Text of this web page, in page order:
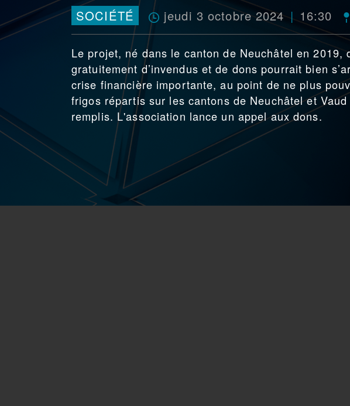
SOCIÉTÉ jeudi 3 octobre 2024 16:30
Le projet, né dans le canton de Neuchâtel en
gratuitement d’invendus et de dons pourrait bien
crise financière importante, au point de ne plus
frigos répartis sur les cantons de Neuchâtel et
remplis. L'association lance un appel aux dons.